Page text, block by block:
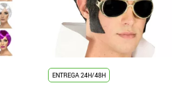
ENTREGA 24H/48H